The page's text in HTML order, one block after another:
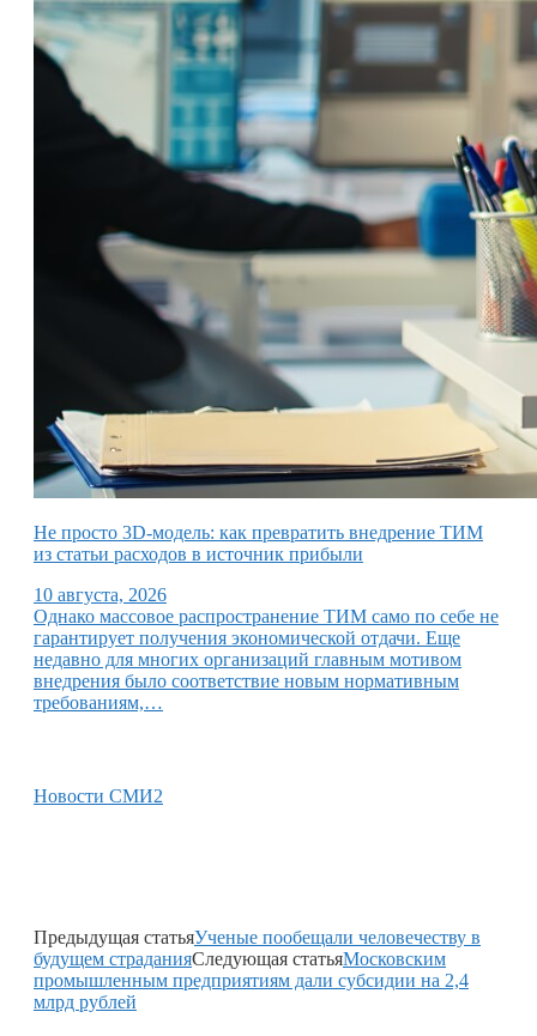
Не просто 3D-модель: как превратить внедрение ТИМ
из статьи расходов в источник прибыли
10 августа, 2026
Однако массовое распространение ТИМ само по себе не
гарантирует получения экономической отдачи. Еще
недавно для многих организаций главным мотивом
внедрения было соответствие новым нормативным
требованиям,…
Новости СМИ2
Предыдущая статьяУченые пообещали человечеству в
будущем страданияСледующая статьяМосковским
промышленным предприятиям дали субсидии на 2,4
млрд рублей